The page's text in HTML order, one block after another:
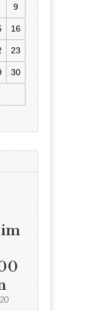
9
16
23
30